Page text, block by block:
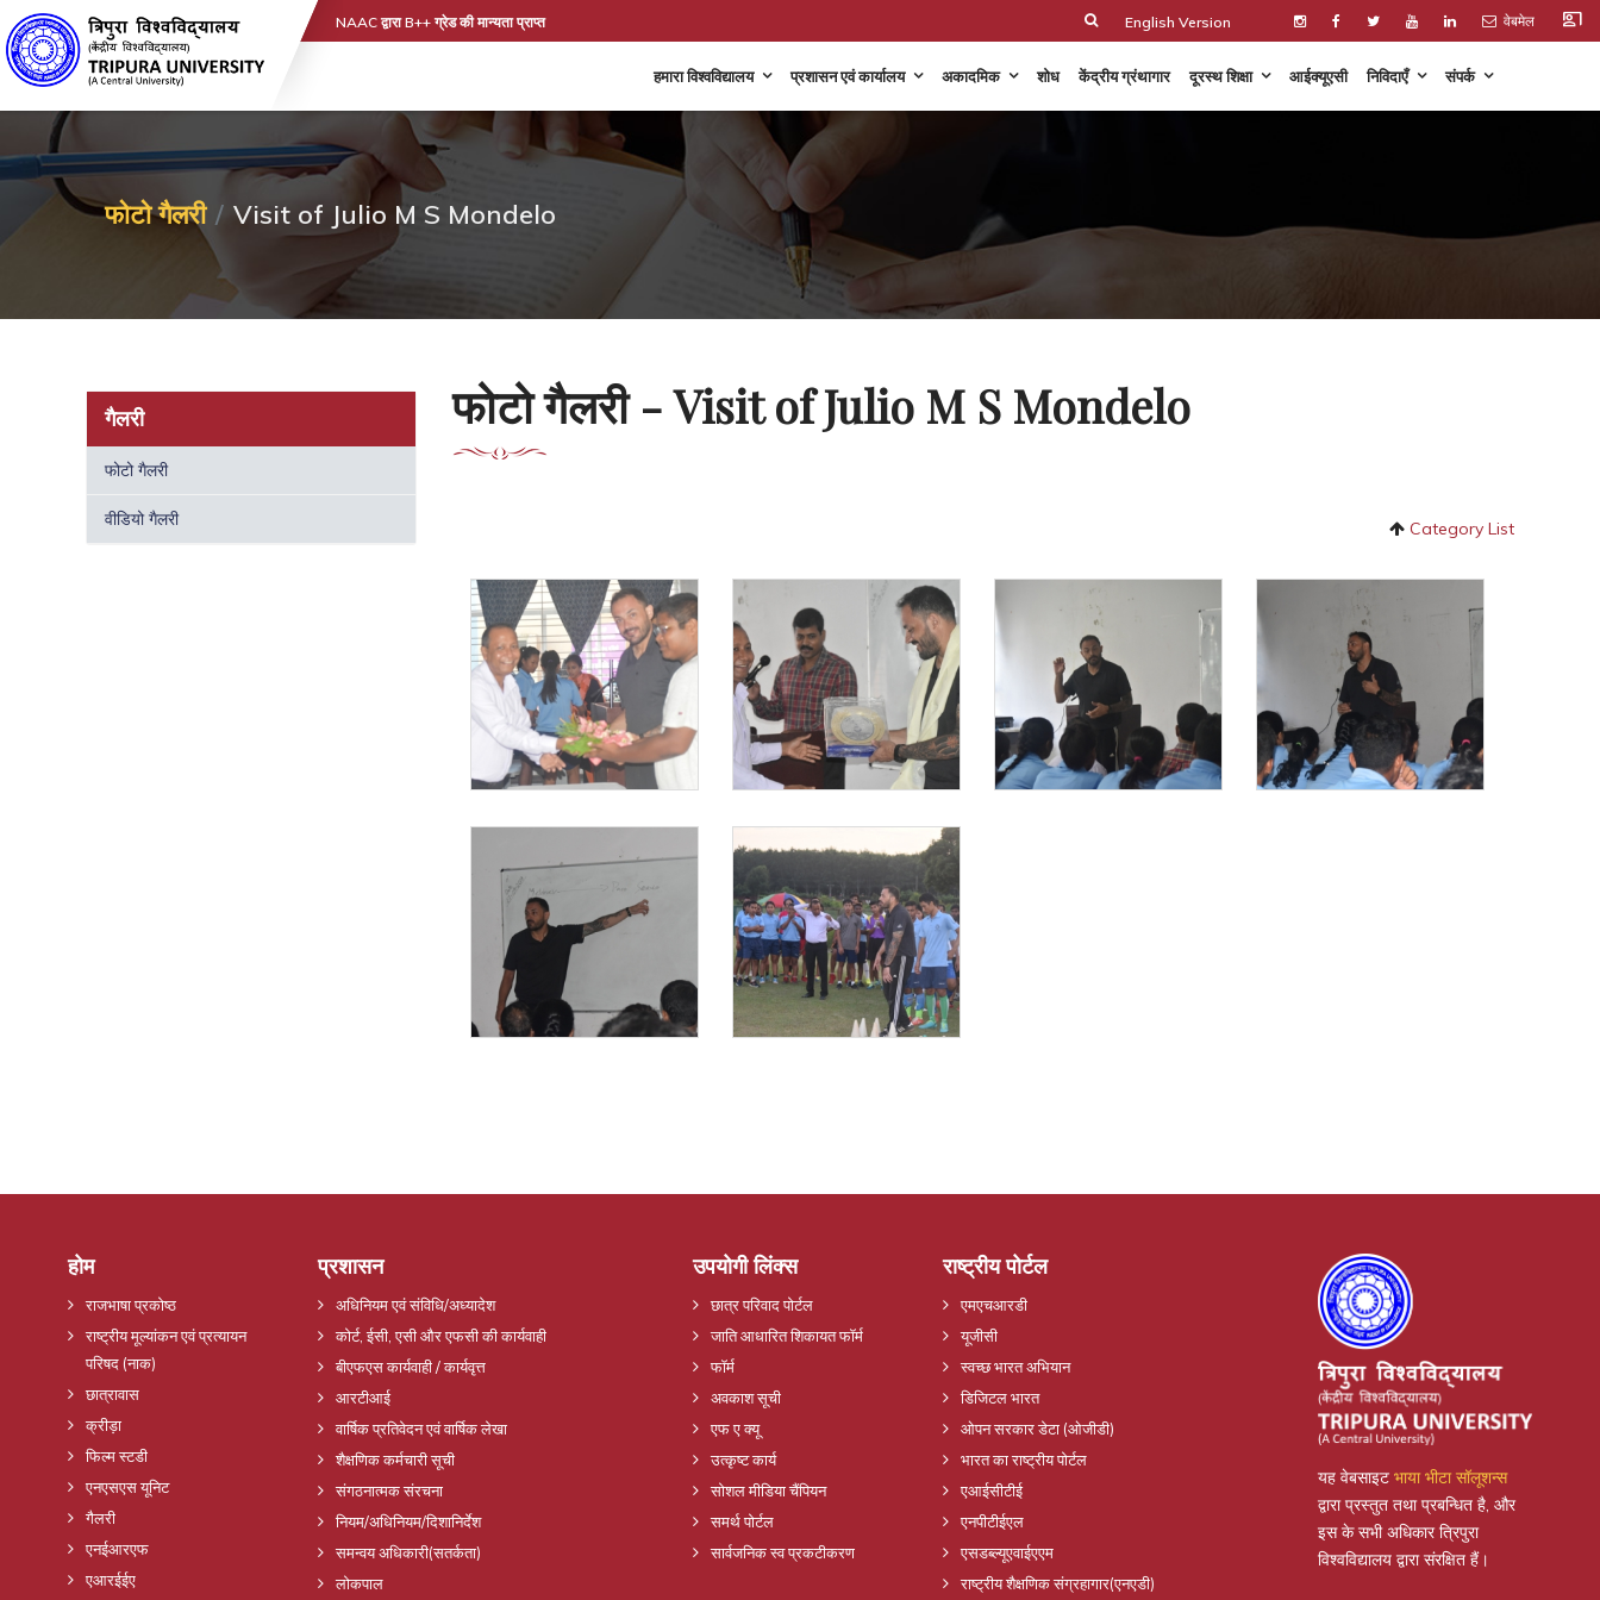
NAAC द्वारा B++ ग्रेड की मान्यता प्राप्त English Version वेबमेल co_present
हमारा विश्वविद्यालय प्रशासन एवं कार्यालय अकादमिक शोध केंद्रीय ग्रंथागार दूरस्थ शिक्षा आईक्यूएसी निविदाएँ संपर्क
फोटो गैलरी Visit of Julio M S Mondelo
गैलरी
फोटो गैलरी
वीडियो गैलरी
फोटो गैलरी - Visit of Julio M S Mondelo
Category List
होम
राजभाषा प्रकोष्ठ
राष्ट्रीय मूल्यांकन एवं प्रत्यायन
परिषद (नाक)
छात्रावास
क्रीड़ा
फिल्म स्टडी
एनएसएस यूनिट
गैलरी
एनईआरएफ
एआरईईए
प्रशासन
अधिनियम एवं संविधि/अध्यादेश
कोर्ट, ईसी, एसी और एफसी की कार्यवाही
बीएफएस कार्यवाही / कार्यवृत्त
आरटीआई
वार्षिक प्रतिवेदन एवं वार्षिक लेखा
शैक्षणिक कर्मचारी सूची
संगठनात्मक संरचना
नियम/अधिनियम/दिशानिर्देश
समन्वय अधिकारी(सतर्कता)
लोकपाल
उपयोगी लिंक्स
छात्र परिवाद पोर्टल
जाति आधारित शिकायत फॉर्म
फॉर्म
अवकाश सूची
एफ ए क्यू
उत्कृष्ट कार्य
सोशल मीडिया चैंपियन
समर्थ पोर्टल
सार्वजनिक स्व प्रकटीकरण
राष्ट्रीय पोर्टल
एमएचआरडी
यूजीसी
स्वच्छ भारत अभियान
डिजिटल भारत
ओपन सरकार डेटा (ओजीडी)
भारत का राष्ट्रीय पोर्टल
एआईसीटीई
एनपीटीईएल
एसडब्ल्यूएवाईएएम
राष्ट्रीय शैक्षणिक संग्रहागार(एनएडी)
यह वेबसाइट भाया भीटा सॉलूशन्स
द्वारा प्रस्तुत तथा प्रबन्धित है, और
इस के सभी अधिकार त्रिपुरा
विश्वविद्यालय द्वारा संरक्षित हैं।